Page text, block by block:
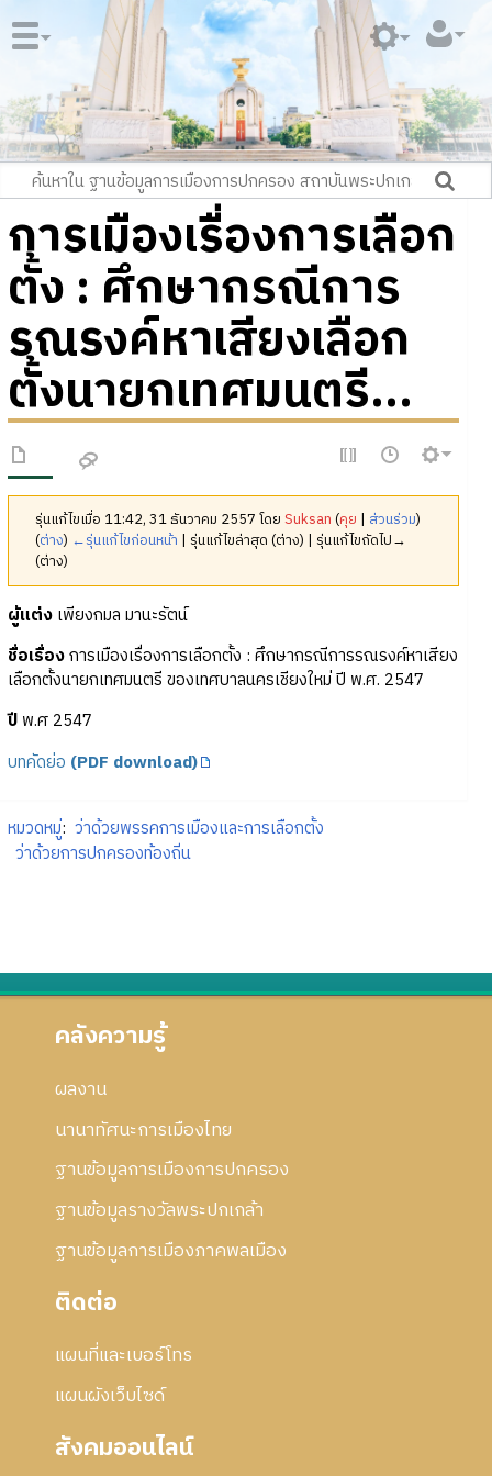
การเมืองเรื่องการเลือก
ตั้ง : ศึกษากรณีการ
รณรงค์หาเสียงเลือก
ตั้งนายกเทศมนตรี...
รุ่นแก้ไขเมื่อ 11:42, 31 ธันวาคม 2557 โดยSuksan (คุย | ส่วนร่วม)
(ต่าง) ←รุ่นแก้ไขก่อนหน้า | รุ่นแก้ไขล่าสุด (ต่าง) | รุ่นแก้ไขถัดไป→
(ต่าง)
ผู้แต่งเพียงกมล มานะรัตน์
ชื่อเรื่องการเมืองเรื่องการเลือกตั้ง : ศึกษากรณีการรณรงค์หาเสียง
เลือกตั้งนายกเทศมนตรี ของเทศบาลนครเชียงใหม่ ปี พ.ศ. 2547
ปีพ.ศ 2547
บทคัดย่อ (PDF download)
หมวดหมู่: ว่าด้วยพรรคการเมืองและการเลือกตั้ง
ว่าด้วยการปกครองท้องถิ่น
คลังความรู้
ผลงาน
นานาทัศนะการเมืองไทย
ฐานข้อมูลการเมืองการปกครอง
ฐานข้อมูลรางวัลพระปกเกล้า
ฐานข้อมูลการเมืองภาคพลเมือง
ติดต่อ
แผนที่และเบอร์โทร
แผนผังเว็บไซด์
สังคมออนไลน์